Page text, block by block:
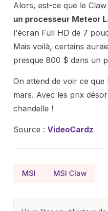
Alors, est-ce que le
un processeur Meteor
l'écran Full HD de 7
Mais voilà, certains
presque 800 $ dans un
On attend de voir ce
mars. Avec les prix
chandelle !
Source : VideoCardz
MSI MSI Claw